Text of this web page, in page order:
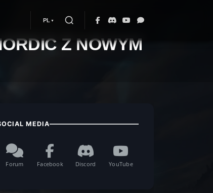
PL
Z NOWYM
MEDIA
Forum Facebook Discord YouTube